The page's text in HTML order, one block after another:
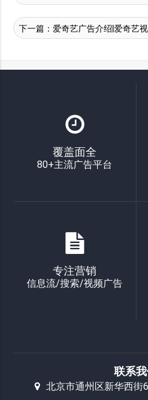
下一篇：爱奇艺广告介绍|爱奇艺视
覆盖面全
80+主流广告平台
专注营销
信息流/搜索/视频广告
联系
北京市通州区新华西街